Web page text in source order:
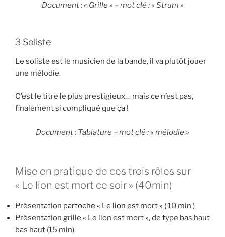
Document : « Grille » – mot clé : « Strum »
3 Soliste
Le soliste est le musicien de la bande, il va plutôt jouer
une mélodie.
C’est le titre le plus prestigieux… mais ce n’est pas,
finalement si compliqué que ça !
Document : Tablature – mot clé : « mélodie »
Mise en pratique de ces trois rôles sur
« Le lion est mort ce soir » (40min)
Présentation partoche « Le lion est mort » ( 10 min )
Présentation grille « Le lion est mort », de type bas haut
bas haut (15 min)